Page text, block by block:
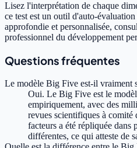
Lisez l'interprétation de chaque
ce test est un outil d'auto-
approfondie et personnalisée,
professionnel du développement
Questions fréquentes
Le modèle Big Five est-il vraiment
Oui. Le Big Five est le
empiriquement, avec des
revues scientifiques à comité
facteurs a été répliquée dans
différentes, ce qui atteste de